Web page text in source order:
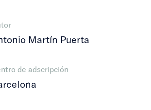
Martín Puerta
de adscripción